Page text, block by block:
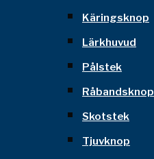
Käringsknop
Lärkhuvud
Pålstek
Råbandsknop
Skotstek
Tjuvknop